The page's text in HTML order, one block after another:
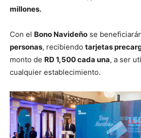
millones.
Con el Bono Navideño se
personas, recibiendo tarjetas
monto de RD 1,500 cada una, a ser
cualquier establecimiento.